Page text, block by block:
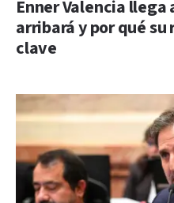
Enner Valencia llega
arribará y por qué
clave